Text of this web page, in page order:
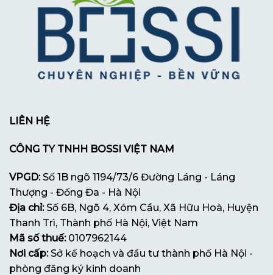
LIÊN HỆ
CÔNG TY TNHH BOSSI VIỆT NAM
VPGD:Số 1B ngõ 1194/73/6 Đường Láng - Láng
Thượng - Đống Đa - Hà Nội
Địa chỉ:Số 6B, Ngõ 4, Xóm Cầu, Xã Hữu Hoà, Huyện
Thanh Trì, Thành phố Hà Nội, Việt Nam
Mã số thuế:0107962144
Nơi cấp:Sở kế hoạch và đầu tư thành phố Hà Nội -
phòng đăng ký kinh doanh